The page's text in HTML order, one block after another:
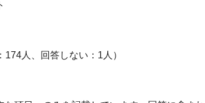
人、回答しない：1人）